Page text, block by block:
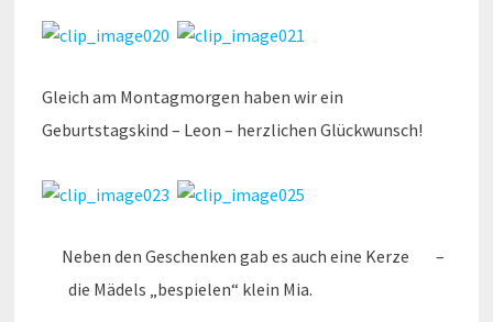
Gleich am Montagmorgen haben wir ein
Geburtstagskind – Leon – herzlichen Glückwunsch!
Neben den Geschenken gab es auch eine Kerze –
die Mädels „bespielen“ klein Mia.